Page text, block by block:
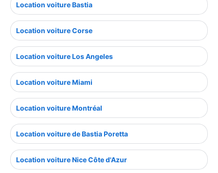
Location voiture Bastia
Location voiture Corse
Location voiture Los Angeles
Location voiture Miami
Location voiture Montréal
Location voiture de Bastia Poretta
Location voiture Nice Côte d'Azur